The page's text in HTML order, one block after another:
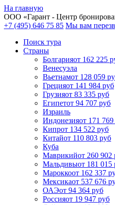
На главную
ООО «Гарант - Центр
+7 (495) 646 75 85 Мы вам
Поиск тура
Cтраны
Болгарияот 162 225
Венесуэла
Вьетнамот 128 059
Грецияот 141 984 руб
Грузияот 83 335 руб
Египетот 94 707 руб
Израиль
Индонезияот 171
Кипрот 134 522 руб
Китайот 110 803 руб
Куба
Маврикийот 260 902
Мальдивыот 181 015
Мароккоот 162 337
Мексикаот 537 676
ОАЭот 94 364 руб
Россияот 19 947 руб